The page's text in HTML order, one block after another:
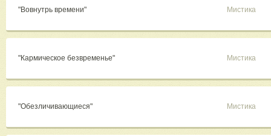
"Вовнутрь времени" Мистика
"Кармическое безвременье" Мистика
"Обезличивающиеся" Мистика